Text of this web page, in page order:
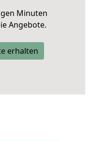
Minuten
Angebote.
erhalten